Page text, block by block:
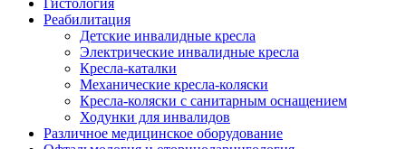
Реабилитация
Детские инвалидные кресла
Электрические инвалидные кресла
Кресла-каталки
Механические кресла-коляски
Кресла-коляски с санитарным оснащением
Ходунки для инвалидов
Различное медицинское оборудование